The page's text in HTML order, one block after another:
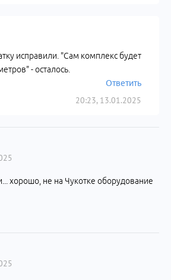
20:23, 13.01.2025
исправили. "Сам комплекс будет
- осталось.
Ответить
хорошо, не на Чукотке оборудование